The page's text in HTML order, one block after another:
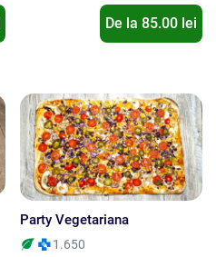
piept de pui, salam Cris-Tim,
muschi file Cris-Tim, masline,
oregano. Nu se inlocuieste un
De la 85.00 lei
Party Vegetariana
1.650